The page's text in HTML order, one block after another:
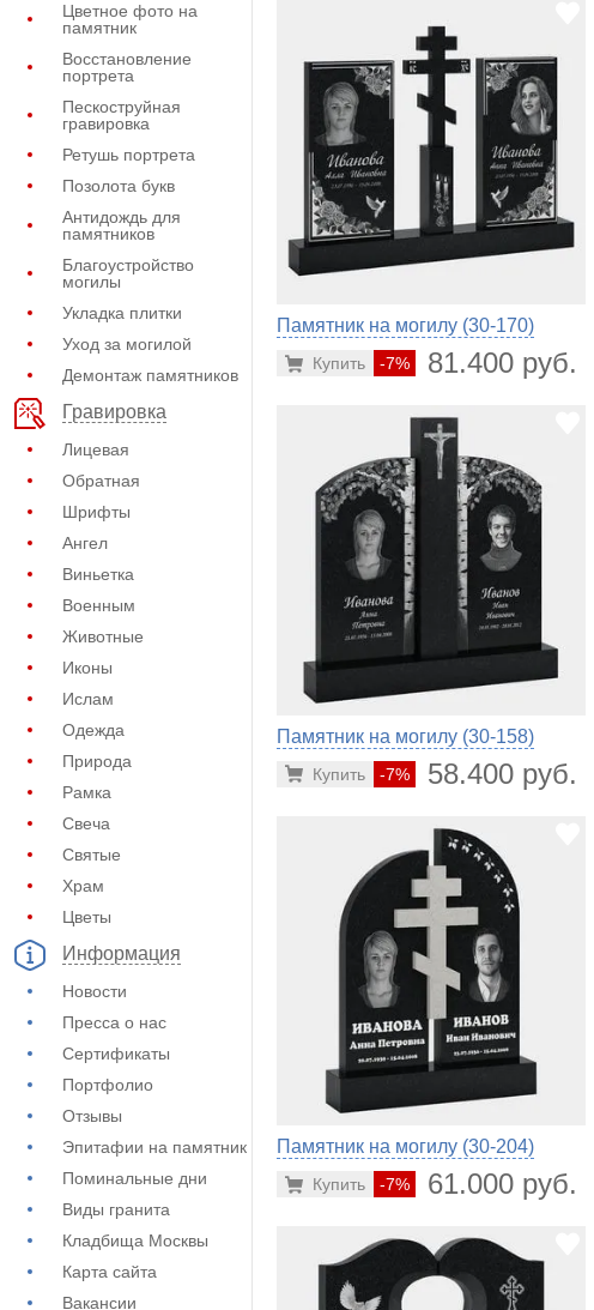
Цветное фото на
памятник
Восстановление
портрета
Пескоструйная
гравировка
Ретушь портрета
Позолота букв
Антидождь для
памятников
Благоустройство
могилы
Укладка плитки
Уход за могилой
Демонтаж памятников
Гравировка
Лицевая
Обратная
Шрифты
Ангел
Виньетка
Военным
Животные
Иконы
Ислам
Одежда
Природа
Рамка
Свеча
Святые
Храм
Цветы
Информация
Новости
Пресса о нас
Сертификаты
Портфолио
Отзывы
Эпитафии на памятник
Поминальные дни
Виды гранита
Кладбища Москвы
Карта сайта
Вакансии
Памятник на могилу (30-170)
-7% 81.400 руб.
Купить
Памятник на могилу (30-158)
-7% 58.400 руб.
Купить
Памятник на могилу (30-204)
-7% 61.000 руб.
Купить